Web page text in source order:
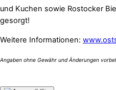
und Kuchen sowie Rostocker
gesorgt!
Weitere Informationen: